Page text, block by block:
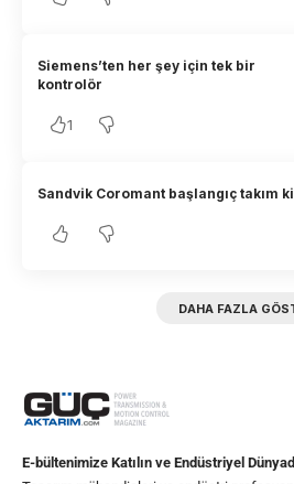
Siemens’ten her şey için tek bir
kontrolör
1
Sandvik Coromant başlangıç takım
DAHA FAZLA
E-bültenimize Katılın ve Endüstriyel